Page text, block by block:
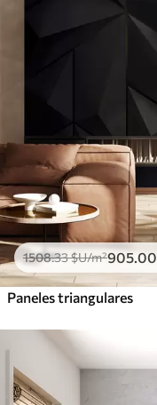
1508.33$U/m²905.00
Paneles triangulares